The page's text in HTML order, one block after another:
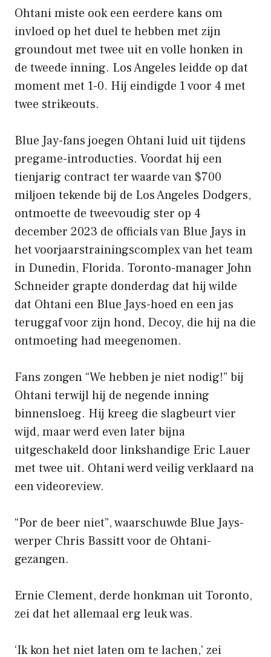
Ohtani miste ook een eerdere kans om
invloed op het duel te hebben met zijn
groundout met twee uit en volle honken in
de tweede inning. Los Angeles leidde op dat
moment met 1-0. Hij eindigde 1 voor 4 met
twee strikeouts.
Blue Jay-fans joegen Ohtani luid uit tijdens
pregame-introducties. Voordat hij een
tienjarig contract ter waarde van $700
miljoen tekende bij de Los Angeles Dodgers,
ontmoette de tweevoudig ster op 4
december 2023 de officials van Blue Jays in
het voorjaarstrainingscomplex van het team
in Dunedin, Florida. Toronto-manager John
Schneider grapte donderdag dat hij wilde
dat Ohtani een Blue Jays-hoed en een jas
teruggaf voor zijn hond, Decoy, die hij na die
ontmoeting had meegenomen.
Fans zongen “We hebben je niet nodig!” bij
Ohtani terwijl hij de negende inning
binnensloeg. Hij kreeg die slagbeurt vier
wijd, maar werd even later bijna
uitgeschakeld door linkshandige Eric Lauer
met twee uit. Ohtani werd veilig verklaard na
een videoreview.
“Por de beer niet”, waarschuwde Blue Jays-
werper Chris Bassitt voor de Ohtani-
gezangen.
Ernie Clement, derde honkman uit Toronto,
zei dat het allemaal erg leuk was.
‘Ik kon het niet laten om te lachen,’ zei